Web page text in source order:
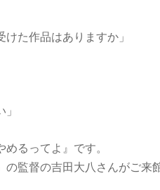
た作品はありますか」
るってよ』です。
の監督の吉田大八さんがご来